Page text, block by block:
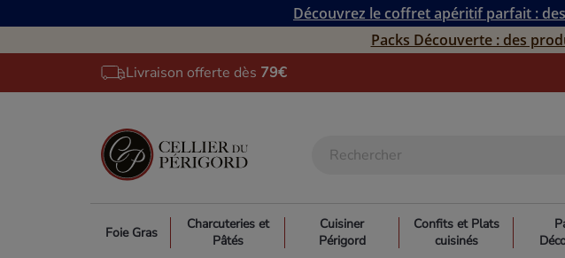
Découvrez le coffret apéritif parfait :
Packs Découverte : des
Livraison offerte dès 79€
Foie Gras
Charcuteries et
Pâtés
Cuisiner
Périgord
Confits et Plats
cuisinés